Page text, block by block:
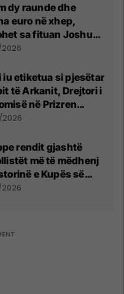
dy raunde dhe
euro në xhep,
sa fituan Joshua
iu etiketua si pjesëtar
të Arkanit, Drejtori i
në Prizren
pretendimet
rendit gjashtë
më të mëdhenj
e Kupës së
Messi mbetet i dyti